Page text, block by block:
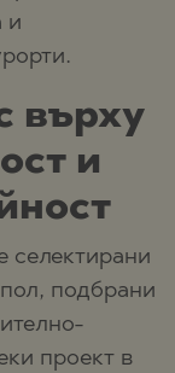
и
върху
и
селектирани
подбрани
проект в